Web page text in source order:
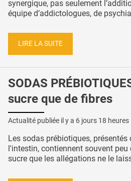
synergique, pas seulement
équipe d’addictologues, de
LIRE LA SUITE
SODAS
sucre que de fibres
Actualité publiée il y a 6 jours 18 heures
Les sodas prébiotiques,
l'intestin, contiennent souvent peu
sucre que les allégations ne le